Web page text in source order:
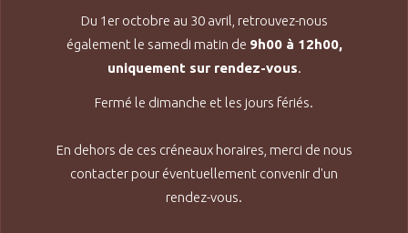
Du 1er octobre au 30 avril, retrouvez-nous
également le samedi matin de 9h00 à 12h00,
uniquement sur rendez-vous.
Fermé le dimanche et les jours fériés.
En dehors de ces créneaux horaires, merci de nous
contacter pour éventuellement convenir d'un
rendez-vous.